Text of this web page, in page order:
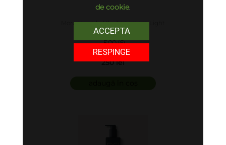
Moroccanoil - Ulei Tratament Light
5.00 (6)
250 lei
de cookie.
ACCEPTA
RESPINGE